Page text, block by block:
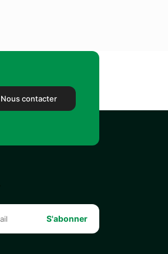
Nous contacter
S'abonner